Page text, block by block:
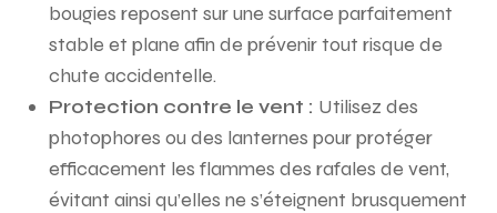
bougies reposent sur une surface parfaitement
stable et plane afin de prévenir tout risque de
chute accidentelle.
Protection contre le vent : Utilisez des
photophores ou des lanternes pour protéger
efficacement les flammes des rafales de vent,
évitant ainsi qu’elles ne s’éteignent brusquement